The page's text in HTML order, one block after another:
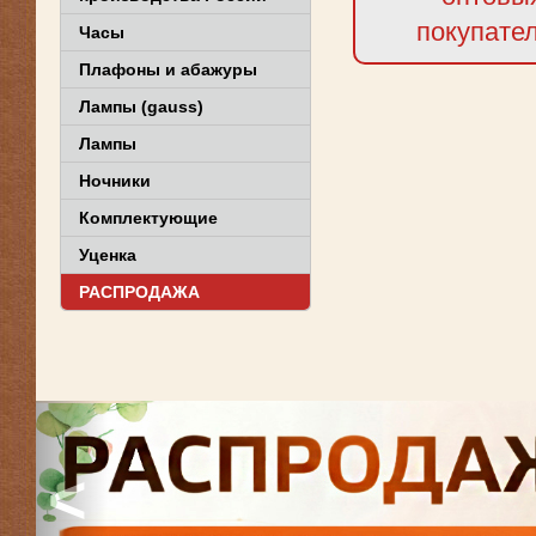
Часы
Плафоны и абажуры
Лампы (gauss)
Лампы
Ночники
Комплектующие
Уценка
РАСПРОДАЖА